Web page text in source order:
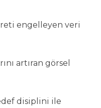
engelleyen veri
artıran görsel
disiplini ile